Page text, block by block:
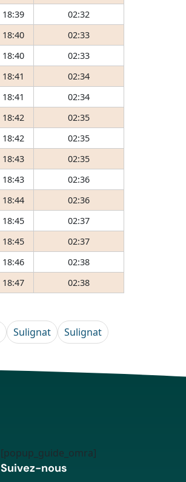
18:39
02:32
18:40
02:33
18:40
02:33
18:41
02:34
18:41
02:34
18:42
02:35
18:42
02:35
18:43
02:35
18:43
02:36
18:44
02:36
18:45
02:37
18:45
02:37
18:46
02:38
18:47 02:38
Sulignat
Sulignat
[popup_guide_omra]
Suivez-nous